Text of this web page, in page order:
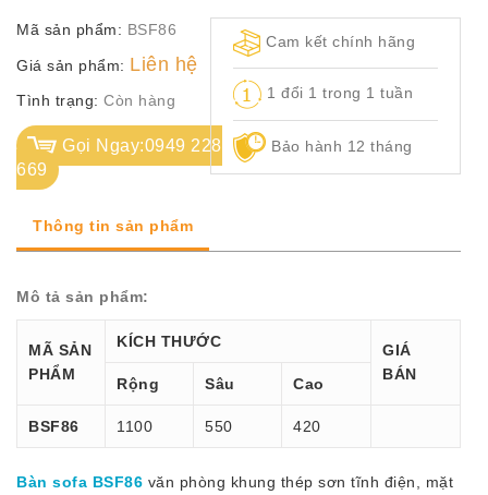
CH.
SÁCH
Q.
ĐỊNH
Mã sản phẩm: BSF86
Giá sản phẩm: Liên hệ
Tình trạng: Còn hàng
Gọi Ngay:0949 228
669
Cam kết chính hãng
1 đổi 1 trong 1 tuần
Bảo hành 12 tháng
Thông tin sản phẩm
Mô tả sản phẩm:
MÃ SẢN
PHẨM
KÍCH THƯỚC
GIÁ
BÁN
Rộng Sâu Cao
BSF86 1100 550 420
Bàn sofa BSF86 văn phòng khung thép sơn tĩnh điện, mặt